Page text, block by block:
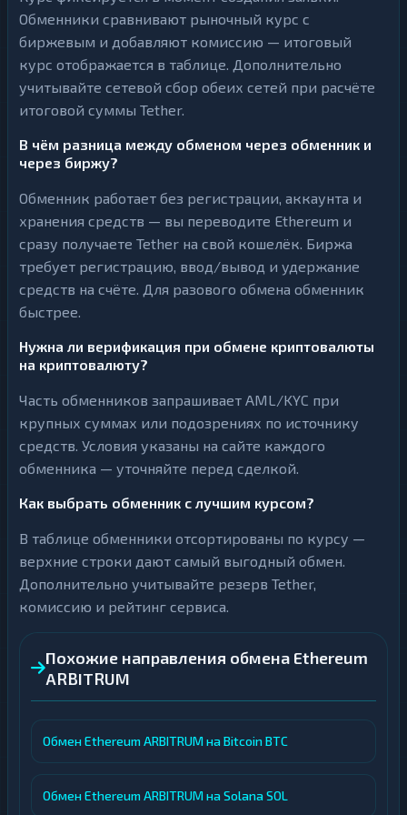
Обменники сравнивают рыночный курс с
биржевым и добавляют комиссию — итоговый
курс отображается в таблице. Дополнительно
учитывайте сетевой сбор обеих сетей при расчёте
итоговой суммы Tether.
В чём разница между обменом через обменник и
через биржу?
Обменник работает без регистрации, аккаунта и
хранения средств — вы переводите Ethereum и
сразу получаете Tether на свой кошелёк. Биржа
требует регистрацию, ввод/вывод и удержание
средств на счёте. Для разового обмена обменник
быстрее.
Нужна ли верификация при обмене криптовалюты
на криптовалюту?
Часть обменников запрашивает AML/KYC при
крупных суммах или подозрениях по источнику
средств. Условия указаны на сайте каждого
обменника — уточняйте перед сделкой.
Как выбрать обменник с лучшим курсом?
В таблице обменники отсортированы по курсу —
верхние строки дают самый выгодный обмен.
Дополнительно учитывайте резерв Tether,
комиссию и рейтинг сервиса.
Похожие направления обмена Ethereum
ARBITRUM
Обмен Ethereum ARBITRUM на Bitcoin BTC
Обмен Ethereum ARBITRUM на Solana SOL